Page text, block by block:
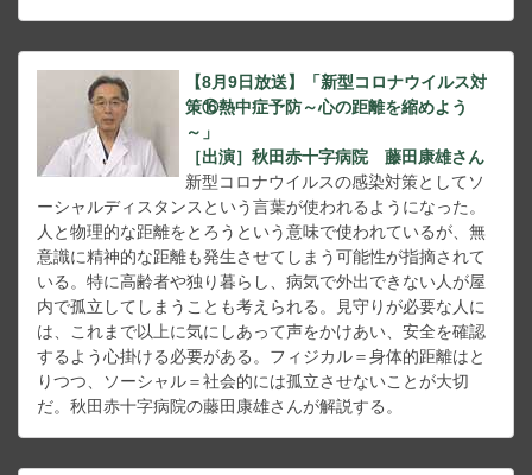
【8月9日放送】「新型コロナウイルス対
策⑯熱中症予防～心の距離を縮めよう
～」
［出演］秋田赤十字病院 藤田康雄さん
新型コロナウイルスの感染対策としてソ
ーシャルディスタンスという言葉が使われるようになった。
人と物理的な距離をとろうという意味で使われているが、無
意識に精神的な距離も発生させてしまう可能性が指摘されて
いる。特に高齢者や独り暮らし、病気で外出できない人が屋
内で孤立してしまうことも考えられる。見守りが必要な人に
は、これまで以上に気にしあって声をかけあい、安全を確認
するよう心掛ける必要がある。フィジカル＝身体的距離はと
りつつ、ソーシャル＝社会的には孤立させないことが大切
だ。秋田赤十字病院の藤田康雄さんが解説する。